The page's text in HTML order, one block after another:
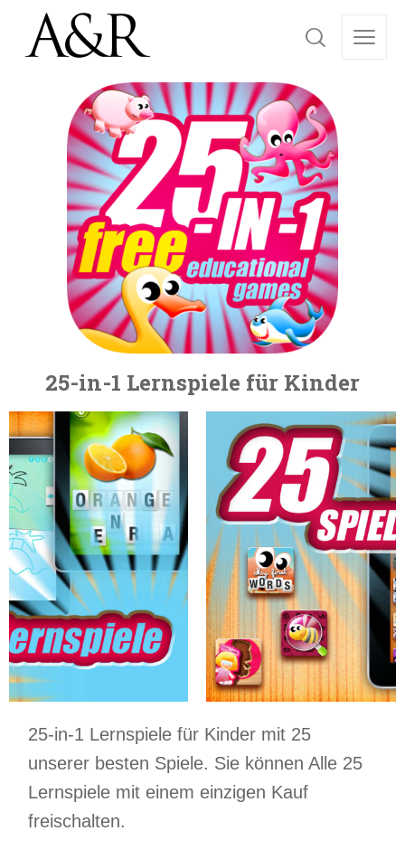
25-in-1 Lernspiele für Kinder
25-in-1 Lernspiele für Kinder mit 25
unserer besten Spiele. Sie können Alle 25
Lernspiele mit einem einzigen Kauf
freischalten.